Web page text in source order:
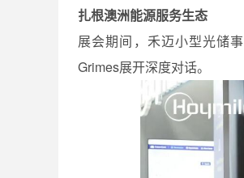
扎根澳洲能源服务生态
展会期间，禾迈小型光储
Grimes展开深度对话。